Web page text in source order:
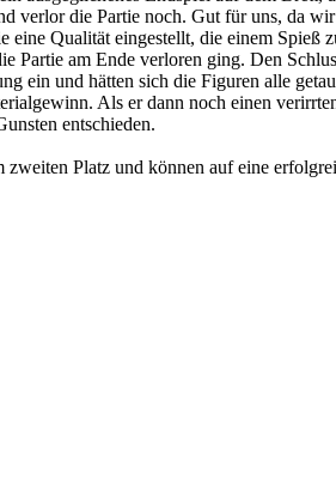
verlor die Partie noch. Gut für uns, da
eine Qualität eingestellt, die einem Spieß
Partie am Ende verloren ging. Den
ein und hätten sich die Figuren alle
Als er dann noch einen
entschieden.
Platz und können auf eine